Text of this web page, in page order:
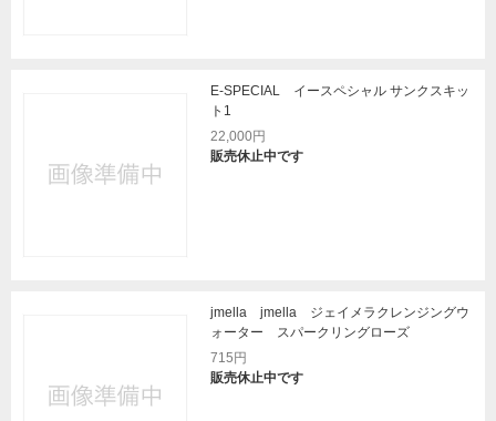
E-SPECIAL イースペシャル サンクスキッ
ト1
22,000円
販売休止中です
jmella jmella ジェイメラクレンジングウ
ォーター スパークリングローズ
715円
販売休止中です